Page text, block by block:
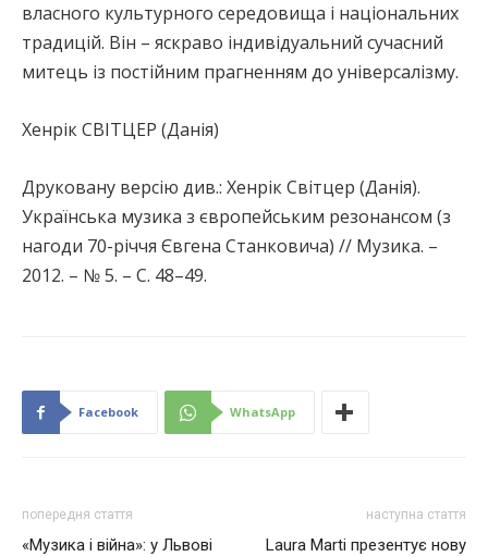
власного культурного середовища і національних
традицій. Він – яскраво індивідуальний сучасний
митець із постійним прагненням до універсалізму.
Хенрік СВІТЦЕР (Данія)
Друковану версію див.: Хенрік Світцер (Данія).
Українська музика з європейським резонансом (з
нагоди 70-річчя Євгена Станковича) // Музика. –
2012. – № 5. – С. 48–49.
Facebook WhatsApp
попередня стаття
«Музика і війна»: у Львові
наступна стаття
Laura Marti презентує нову